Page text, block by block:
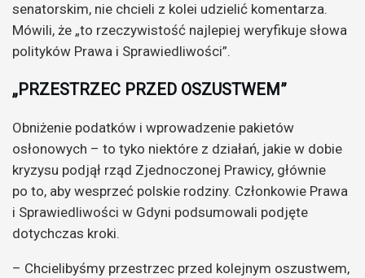
senatorskim, nie chcieli z kolei udzielić komentarza.
Mówili, że „to rzeczywistość najlepiej weryfikuje słowa
polityków Prawa i Sprawiedliwości”.
„PRZESTRZEC PRZED OSZUSTWEM”
Obniżenie podatków i wprowadzenie pakietów
osłonowych – to tyko niektóre z działań, jakie w dobie
kryzysu podjął rząd Zjednoczonej Prawicy, głównie
po to, aby wesprzeć polskie rodziny. Członkowie Prawa
i Sprawiedliwości w Gdyni podsumowali podjęte
dotychczas kroki.
– Chcielibyśmy przestrzec przed kolejnym oszustwem,